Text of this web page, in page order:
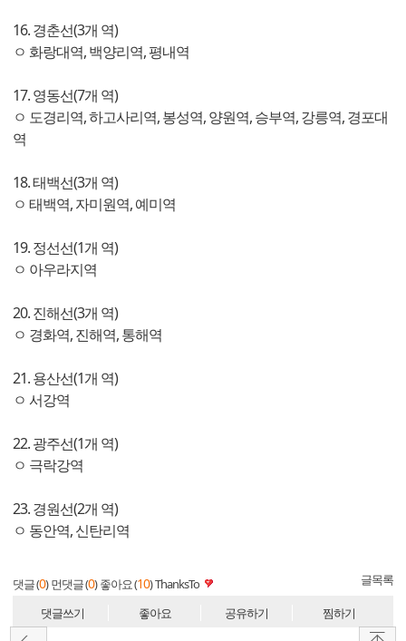
16. 경춘선(3개 역)
ㅇ 화랑대역, 백양리역, 평내역
17. 영동선(7개 역)
ㅇ 도경리역, 하고사리역, 봉성역, 양원역, 승부역, 강릉역, 경포대
역
18. 태백선(3개 역)
ㅇ 태백역, 자미원역, 예미역
19. 정선선(1개 역)
ㅇ 아우라지역
20. 진해선(3개 역)
ㅇ 경화역, 진해역, 통해역
21. 용산선(1개 역)
ㅇ 서강역
22. 광주선(1개 역)
ㅇ 극락강역
23. 경원선(2개 역)
ㅇ 동안역, 신탄리역
댓글 (0) 먼댓글 (0) 좋아요 (10)ThanksTo 글목록
댓글쓰기 좋아요 공유하기 찜하기